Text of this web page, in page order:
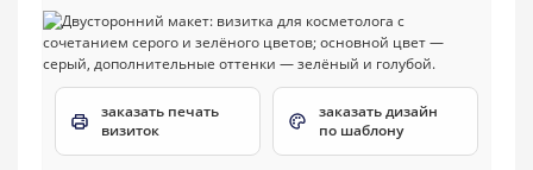
заказать печать
визиток
заказать дизайн
по шаблону